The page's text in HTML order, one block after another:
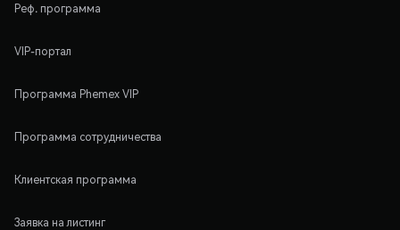
Реф. программа
VIP-портал
Программа Phemex VIP
Программа сотрудничества
Клиентская программа
Заявка на листинг